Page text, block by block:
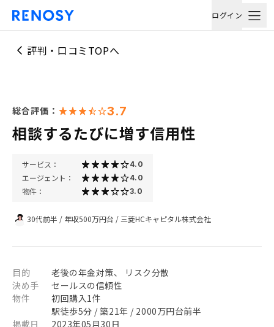
ログイン
評判・口コミTOPへ
総合評価： 3.7
相談するたびに増す信用性
サービス： 4.0
エージェント： 4.0
物件： 3.0
30代前半 / 年収500万円台 / 三菱HCキャピタル株式会社
目的
老後の年金対策、 リスク分散
決め手
セールスの信頼性
物件
初回購入1件
駅徒歩5分 / 築21年 / 2000万円台前半
掲載日
2023年05月30日